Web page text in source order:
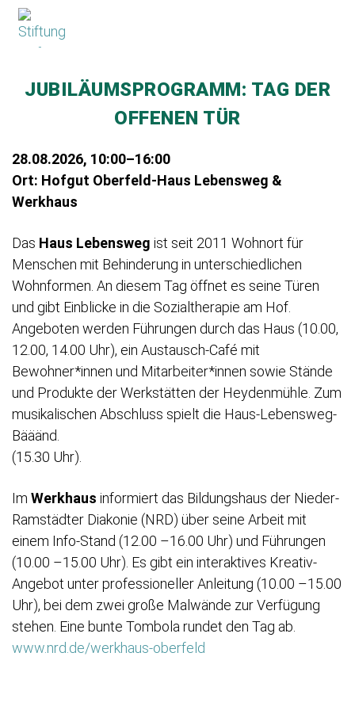
JUBILÄUMSPROGRAMM: TAG DER
OFFENEN TÜR
28.08.2026, 10:00–16:00
Ort: Hofgut Oberfeld-Haus Lebensweg &
Werkhaus
Das Haus Lebensweg ist seit 2011 Wohnort für
Menschen mit Behinderung in unterschiedlichen
Wohnformen. An diesem Tag öffnet es seine Türen
und gibt Einblicke in die Sozialtherapie am Hof.
Angeboten werden Führungen durch das Haus (10.00,
12.00, 14.00 Uhr), ein Austausch-Café mit
Bewohner*innen und Mitarbeiter*innen sowie Stände
und Produkte der Werkstätten der Heydenmühle. Zum
musikalischen Abschluss spielt die Haus-Lebensweg-
Bääänd.
(15.30 Uhr).
Im Werkhaus informiert das Bildungshaus der Nieder-
Ramstädter Diakonie (NRD) über seine Arbeit mit
einem Info-Stand (12.00 –16.00 Uhr) und Führungen
(10.00 –15.00 Uhr). Es gibt ein interaktives Kreativ-
Angebot unter professioneller Anleitung (10.00 –15.00
Uhr), bei dem zwei große Malwände zur Verfügung
stehen. Eine bunte Tombola rundet den Tag ab.
www.nrd.de/werkhaus-oberfeld